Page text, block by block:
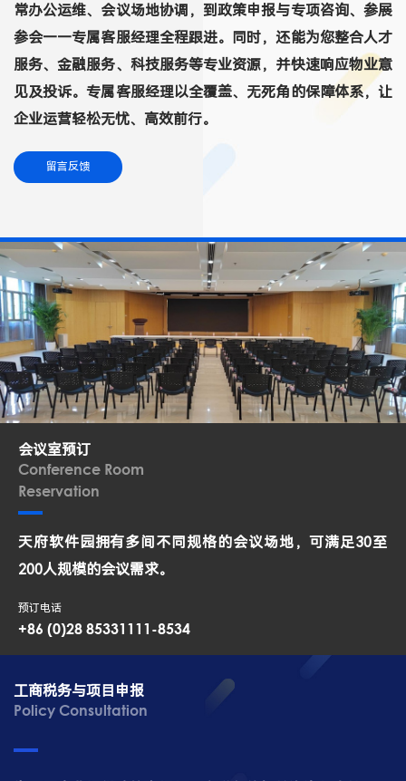
常办公运维、会议场地协调，到政策申报与专项咨询、参展
参会——专属客服经理全程跟进。同时，还能为您整合人才
服务、金融服务、科技服务等专业资源，并快速响应物业意
见及投诉。专属客服经理以全覆盖、无死角的保障体系，让
企业运营轻松无忧、高效前行。
留言反馈
会议室预订
Conference Room
Reservation
天府软件园拥有多间不同规格的会议场地，可满足30至
200人规模的会议需求。
预订电话
+86 (0)28 85331111-8534
工商税务与项目申报
Policy Consultation